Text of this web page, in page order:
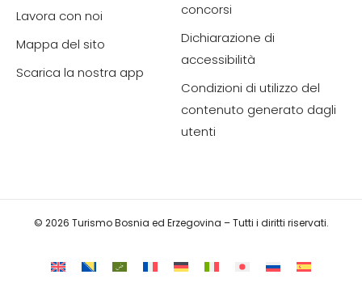
Lavora con noi
Mappa del sito
Scarica la nostra app
concorsi
Dichiarazione di
accessibilità
Condizioni di utilizzo del
contenuto generato dagli
utenti
© 2026 Turismo Bosnia ed Erzegovina – Tutti i diritti riservati.